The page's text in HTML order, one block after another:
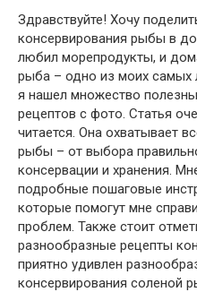
Здравствуйте! Хочу
консервирования рыбы в
любил морепродукты, и
рыба – одно из моих самых
я нашел множество
рецептов с фото. Статья
читается. Она охватывает
рыбы – от выбора
консервации и хранения.
подробные пошаговые
которые помогут мне
проблем. Также стоит
разнообразные рецепты
приятно удивлен
консервирования соленой